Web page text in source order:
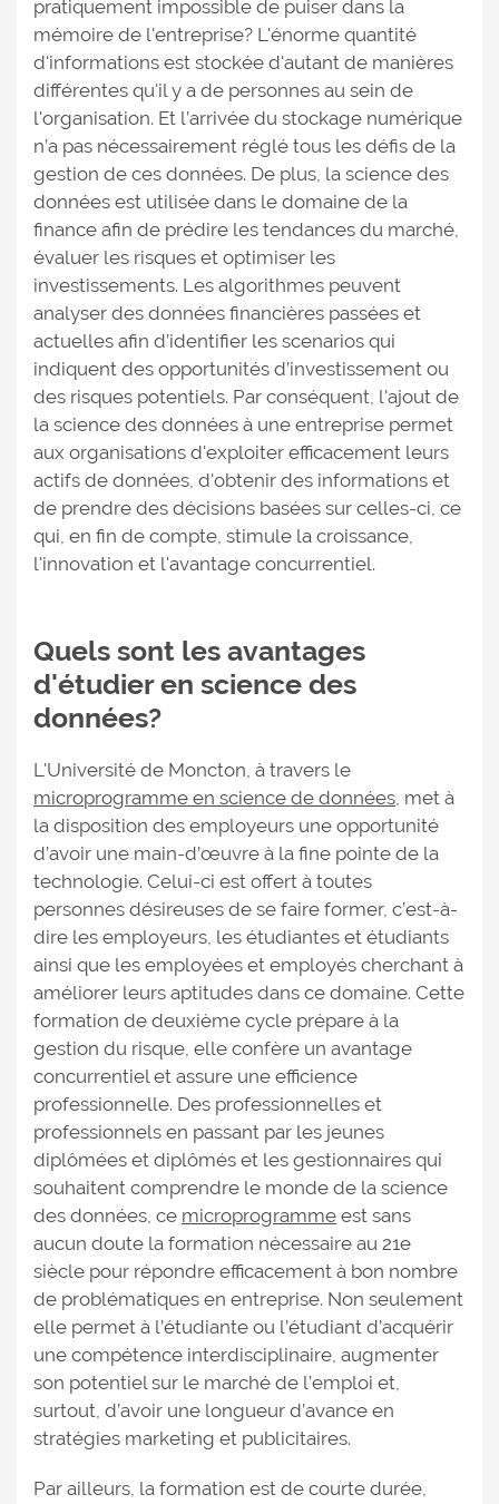
pratiquement impossible de puiser dans la
mémoire de l'entreprise? L'énorme quantité
d'informations est stockée d'autant de manières
différentes qu'il y a de personnes au sein de
l'organisation. Et l’arrivée du stockage numérique
n’a pas nécessairement réglé tous les défis de la
gestion de ces données. De plus, la science des
données est utilisée dans le domaine de la
finance afin de prédire les tendances du marché,
évaluer les risques et optimiser les
investissements. Les algorithmes peuvent
analyser des données financières passées et
actuelles afin d’identifier les scenarios qui
indiquent des opportunités d’investissement ou
des risques potentiels. Par conséquent, l'ajout de
la science des données à une entreprise permet
aux organisations d'exploiter efficacement leurs
actifs de données, d'obtenir des informations et
de prendre des décisions basées sur celles-ci, ce
qui, en fin de compte, stimule la croissance,
l'innovation et l'avantage concurrentiel.
Quels sont les avantages
d'étudier en science des
données?
L'Université de Moncton, à travers le
microprogramme en science de données, met à
la disposition des employeurs une opportunité
d’avoir une main-d’œuvre à la fine pointe de la
technologie. Celui-ci est offert à toutes
personnes désireuses de se faire former, c’est-à-
dire les employeurs, les étudiantes et étudiants
ainsi que les employées et employés cherchant à
améliorer leurs aptitudes dans ce domaine. Cette
formation de deuxième cycle prépare à la
gestion du risque, elle confère un avantage
concurrentiel et assure une efficience
professionnelle. Des professionnelles et
professionnels en passant par les jeunes
diplômées et diplômés et les gestionnaires qui
souhaitent comprendre le monde de la science
des données, ce microprogramme est sans
aucun doute la formation nécessaire au 21e
siècle pour répondre efficacement à bon nombre
de problématiques en entreprise. Non seulement
elle permet à l’étudiante ou l’étudiant d’acquérir
une compétence interdisciplinaire, augmenter
son potentiel sur le marché de l’emploi et,
surtout, d’avoir une longueur d’avance en
stratégies marketing et publicitaires.
Par ailleurs, la formation est de courte durée,